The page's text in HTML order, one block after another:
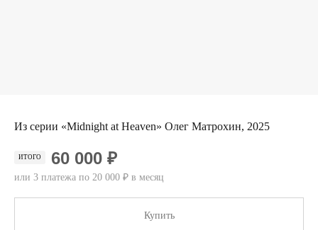
Из серии «Midnight at Heaven» Олег Матрохин, 2025
ИТОГО 60 000 ₽
или 3 платежа по 20 000 ₽ в месяц
Купить